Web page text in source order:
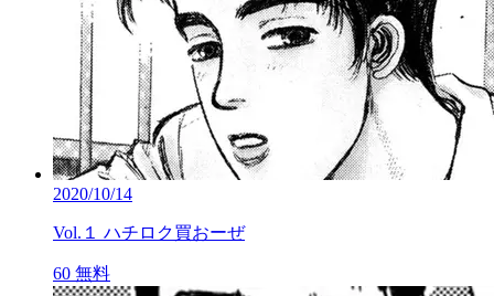
2020/10/14
Vol.１ ハチロク買おーぜ
60 無料